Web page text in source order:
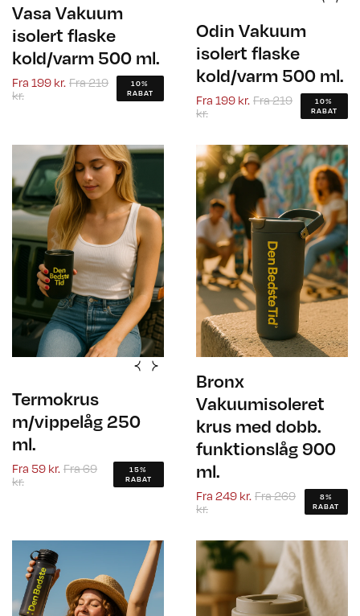
Vasa Vakuum
isolert flaske
kold/varm 500 ml.
Fra 199 kr. Fra219
kr.
10%
RABAT
Odin Vakuum
isolert flaske
kold/varm 500 ml.
Fra 199 kr. Fra219
kr.
10%
RABAT
Termokrus
m/vippelåg 250
ml.
Fra 59 kr. Fra69
kr.
15%
RABAT
Bronx
Vakuumisoleret
krus med dobb.
funktionslåg 900
ml.
Fra 249 kr. Fra269
kr.
8%
RABAT